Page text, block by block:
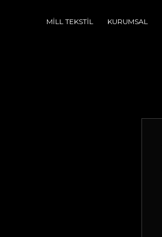
MİLL TEKSTİL KURUMSAL